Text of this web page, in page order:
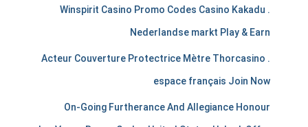
a
n
s
Winspirit Casino Promo Codes Casino Kakadu .
Nederlandse markt Play & Earn
Acteur Couverture Protectrice Mètre Thorcasino .
espace français Join Now
On-Going Furtherance And Allegiance Honour